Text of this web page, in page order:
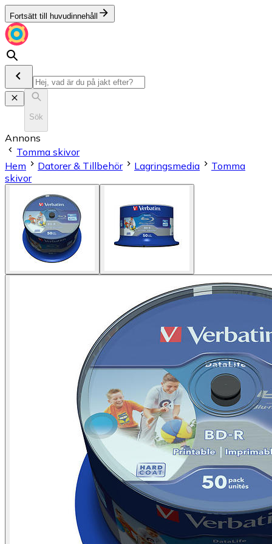
Fortsätt till huvudinnehåll
Sök
Annons
Tomma skivor
Hem
Datorer & Tillbehör Lagringsmedia
Tomma
skivor